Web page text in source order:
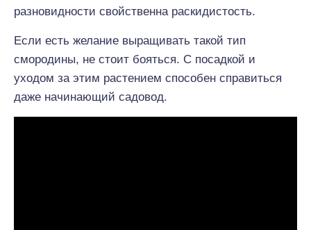
разновидности свойственна раскидистость.
Если есть желание выращивать такой тип
смородины, не стоит бояться. С посадкой и
уходом за этим растением способен справиться
даже начинающий садовод.